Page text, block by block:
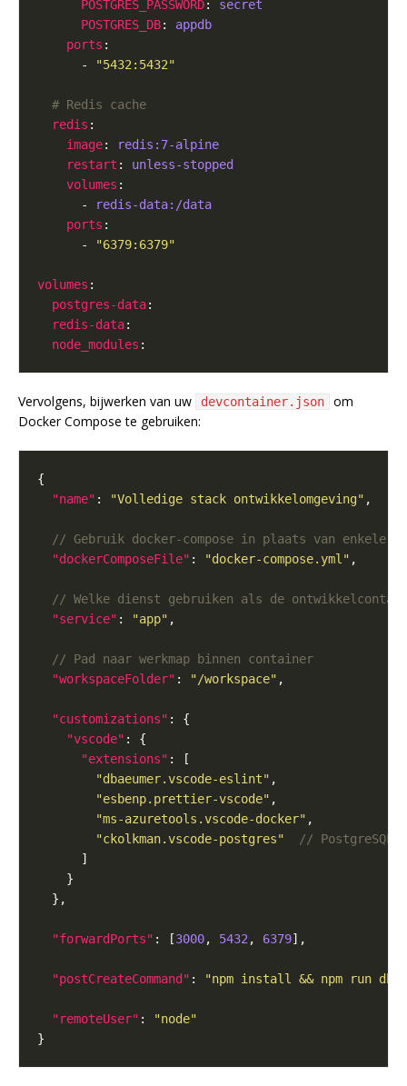
POSTGRES_PASSWORD: secret
POSTGRES_DB: appdb
ports
      -
"5432:5432"
# Redis cache
redis
image:
redis:7-alpine
restart : unless-stopped
volumes
      -
redis-data:/data
ports
      -
"6379:6379"
volumes
postgres-data
redis-data
node_modules
Vervolgens, bijwerken van uw devcontainer.json
om
Docker Compose te gebruiken:
"name" : "Volledige stack ontwikkelomgeving"
"dockerComposeFile" : "docker-compose.yml"
"service" : "app"
"workspaceFolder" : "/workspace"
"customizations"
"vscode"
"extensions"
"dbaeumer.vscode-eslint"
"esbenp.prettier-vscode"
"ms-azuretools.vscode-docker"
"ckolkman.vscode-postgres"
"forwardPorts" : [3000, 5432, 6379
"postCreateCommand" : "npm install && npm run
"remoteUser" :
"node"